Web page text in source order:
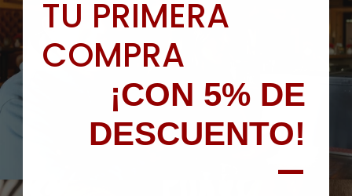
TU PRIMERA
COMPRA
¡CON 5% DE
DESCUENTO!
—